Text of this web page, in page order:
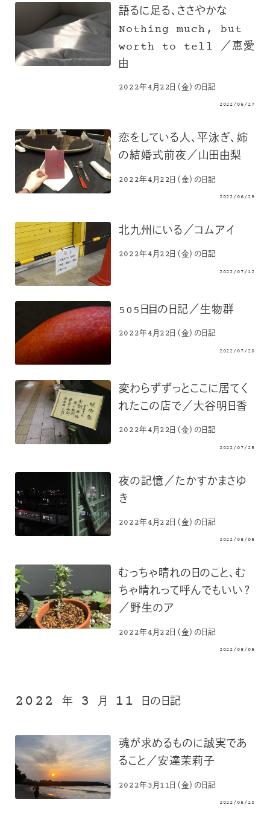
語るに足る、ささやかな
Nothing much, but
worth to tell ／惠愛
由
2022年4月22日（金）の日記
2022/06/27
恋をしている人、平泳ぎ、姉
の結婚式前夜／山田由梨
2022年4月22日（金）の日記
2022/06/29
北九州にいる／コムアイ
2022年4月22日（金）の日記
2022/07/12
505日目の日記／生物群
2022年4月22日（金）の日記
2022/07/20
変わらずずっとここに居てく
れたこの店で／大谷明日香
2022年4月22日（金）の日記
2022/07/25
夜の記憶／たかすかまさゆ
き
2022年4月22日（金）の日記
2022/08/05
むっちゃ晴れの日のこと、む
ちゃ晴れって呼んでもいい？
／野生のア
2022年4月22日（金）の日記
2022/08/05
2022 年 3 月 11 日の日記
魂が求めるものに誠実であ
ること／安達茉莉子
2022年3月11日（金）の日記
2022/05/10